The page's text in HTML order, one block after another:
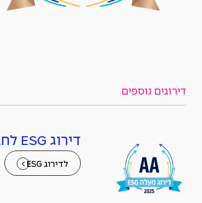
דירוגים נוספים
דירוג ESG לחברות ציבוריות
לדירוג ESG